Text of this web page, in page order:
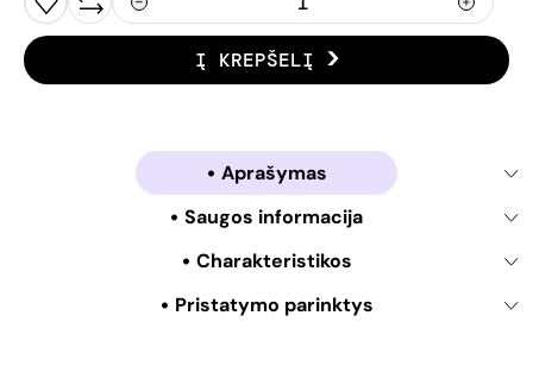
Į KREPŠELĮ
Aprašymas
Saugos informacija
Charakteristikos
Pristatymo parinktys